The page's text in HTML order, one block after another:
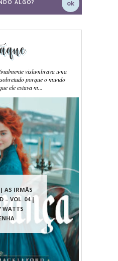
| AS IRMÃS
– VOL. 04 |
WATTS
vislumbrava uma
porque o mundo
ele estava m...